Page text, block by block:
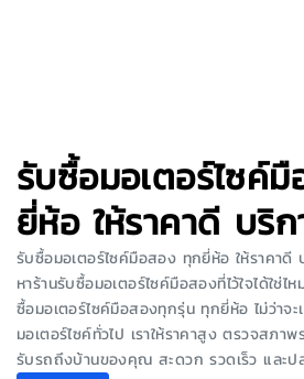
รับซื้อมอเตอร์ไซค์
ยี่ห้อ ให้ราคาดี บริ
รับซื้อมอเตอร์ไซค์มือสอง ทุกยี่ห้อ ให้ราคาดี
หาร้านรับซื้อมอเตอร์ไซค์มือสองที่ไว้ใจได้ใช่ไ
ซื้อมอเตอร์ไซค์มือสองทุกรุ่น ทุกยี่ห้อ ไม่ว่าจ
มอเตอร์ไซค์ทั่วไป เราให้ราคาสูง ตรวจสภา
รับรถถึงบ้านของคุณ สะดวก รวดเร็ว และ